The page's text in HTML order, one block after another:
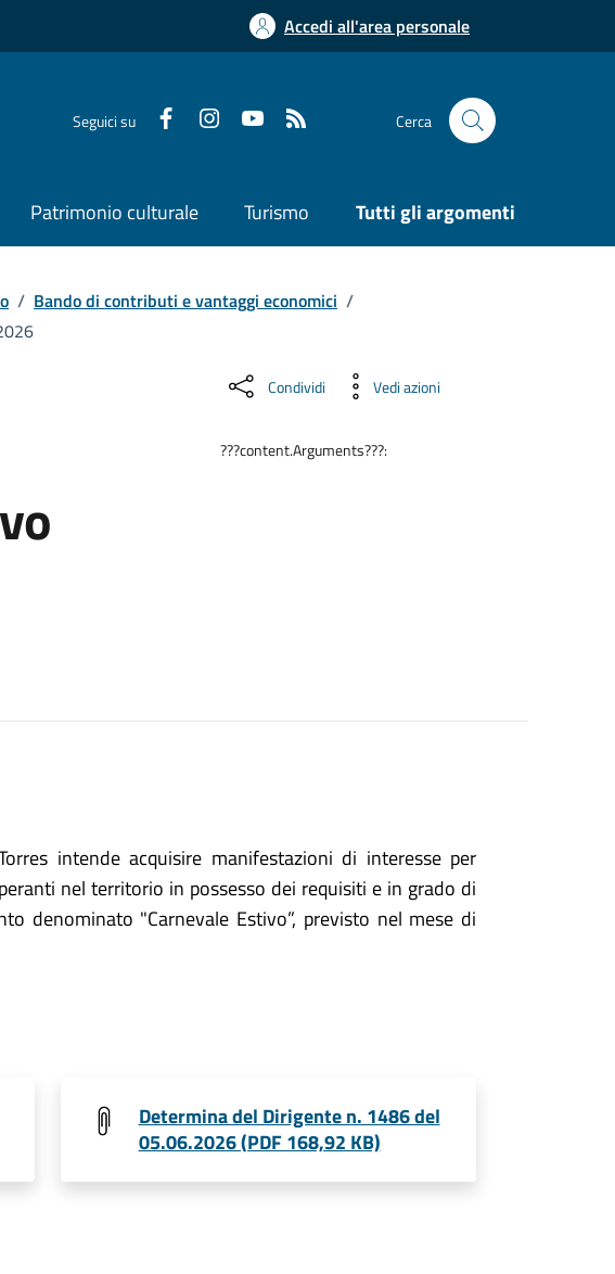
Accedi all'area personale
Seguici su Cerca
Patrimonio culturale Turismo Tutti gli argomenti
/ Bando di contributi e vantaggi economici /
Condividi Vedi azioni
???content.Arguments???:
intende acquisire manifestazioni di interesse per
nel territorio in possesso dei requisiti e in grado di
denominato "Carnevale Estivo”, previsto nel mese di
Determina del Dirigente n. 1486 del
05.06.2026 (PDF 168,92 KB)